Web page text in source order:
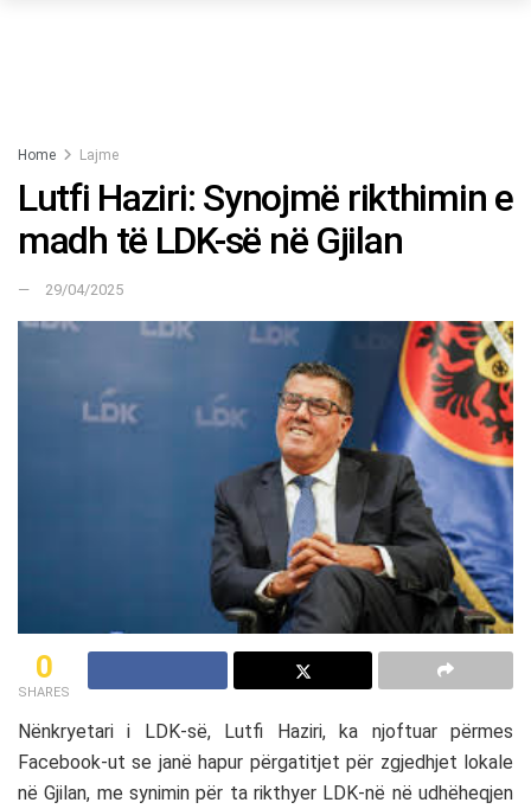
Home Lajme
Lutfi Haziri: Synojmë rikthimin e
madh të LDK-së në Gjilan
29/04/2025
0
SHARES
Nënkryetari i LDK-së, Lutfi Haziri, ka njoftuar përmes
Facebook-ut se janë hapur përgatitjet për zgjedhjet lokale
në Gjilan, me synimin për ta rikthyer LDK-në në udhëheqjen